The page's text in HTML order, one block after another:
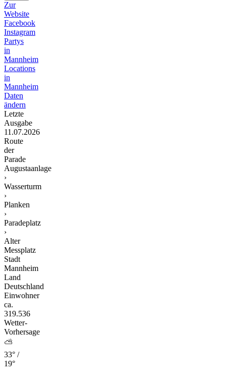
Zur
Website
Facebook
Instagram
Partys
in
Mannheim
Locations
in
Mannheim
Daten
ändern
Letzte
Ausgabe
11.07.2026
Route
der
Parade
Augustaanlage
›
Wasserturm
›
Planken
›
Paradeplatz
›
Alter
Messplatz
Stadt
Mannheim
Land
Deutschland
Einwohner
ca.
319.536
Wetter-
Vorhersage
⛅
33° /
19°